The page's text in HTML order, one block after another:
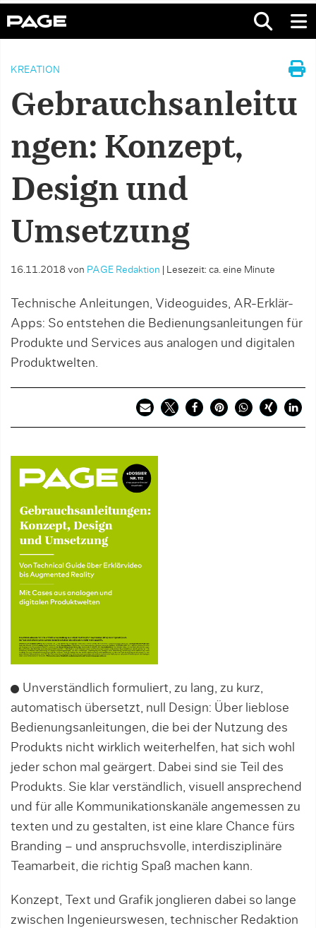
KREATION
Gebrauchsanleitu
ngen: Konzept,
Design und
Umsetzung
16.11.2018 von PAGE Redaktion Lesezeit: ca. eine Minute
Technische Anleitungen, Videoguides, AR-Erklär-
Apps: So entstehen die Bedienungsanleitungen für
Produkte und Services aus analogen und digitalen
Produktwelten.
Unverständlich formuliert, zu lang, zu kurz,
automatisch übersetzt, null Design: Über lieblose
Bedienungsanleitungen, die bei der Nutzung des
Produkts nicht wirklich weiterhelfen, hat sich wohl
jeder schon mal geärgert. Dabei sind sie Teil des
Produkts. Sie klar verständlich, visuell ansprechend
und für alle Kommunikationskanäle angemessen zu
texten und zu gestalten, ist eine klare Chance fürs
Branding – und anspruchsvolle, interdisziplinäre
Teamarbeit, die richtig Spaß machen kann.
Konzept, Text und Grafik jonglieren dabei so lange
zwischen Ingenieurswesen, technischer Redaktion